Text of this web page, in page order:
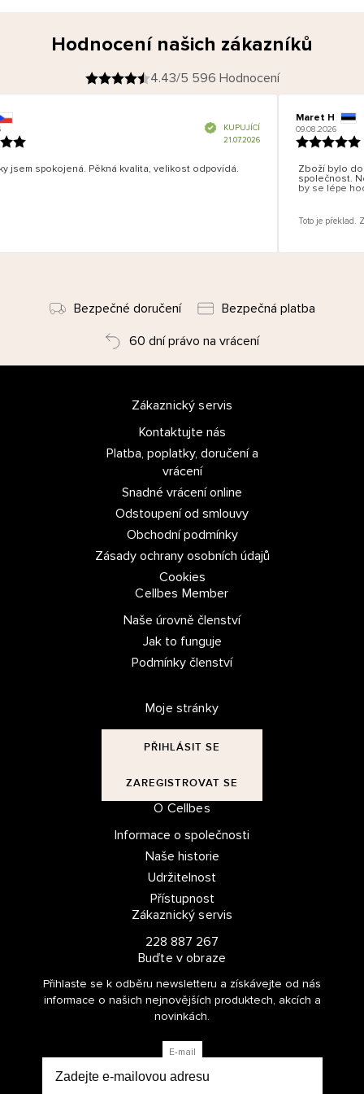
Hodnocení našich zákazníků
4.43/5 596 Hodnocení
O
v
k
KUPUJÍCÍ
21.07.2026
jsem spokojená. Pěkná kvalita, velikost odpovídá.
Maret H
09.08.2026
Zboží bylo
společnost.
by se lépe
Toto je překlad.
Bezpečné doručení
Bezpečná platba
60 dní právo na vrácení
Zákaznický servis
Kontaktujte nás
Platba, poplatky, doručení a
vrácení
Snadné vrácení online
Odstoupení od smlouvy
Obchodní podmínky
Zásady ochrany osobních údajů
Cookies
Cellbes Member
Naše úrovně členství
Jak to funguje
Podmínky členství
Moje stránky
PŘIHLÁSIT SE
ZAREGISTROVAT SE
O Cellbes
Informace o společnosti
Naše historie
Udržitelnost
Přístupnost
Zákaznický servis
228 887 267
Buďte v obraze
Přihlaste se k odběru newsletteru a získávejte od nás
informace o našich nejnovějších produktech, akcích a
novinkách.
E-mail